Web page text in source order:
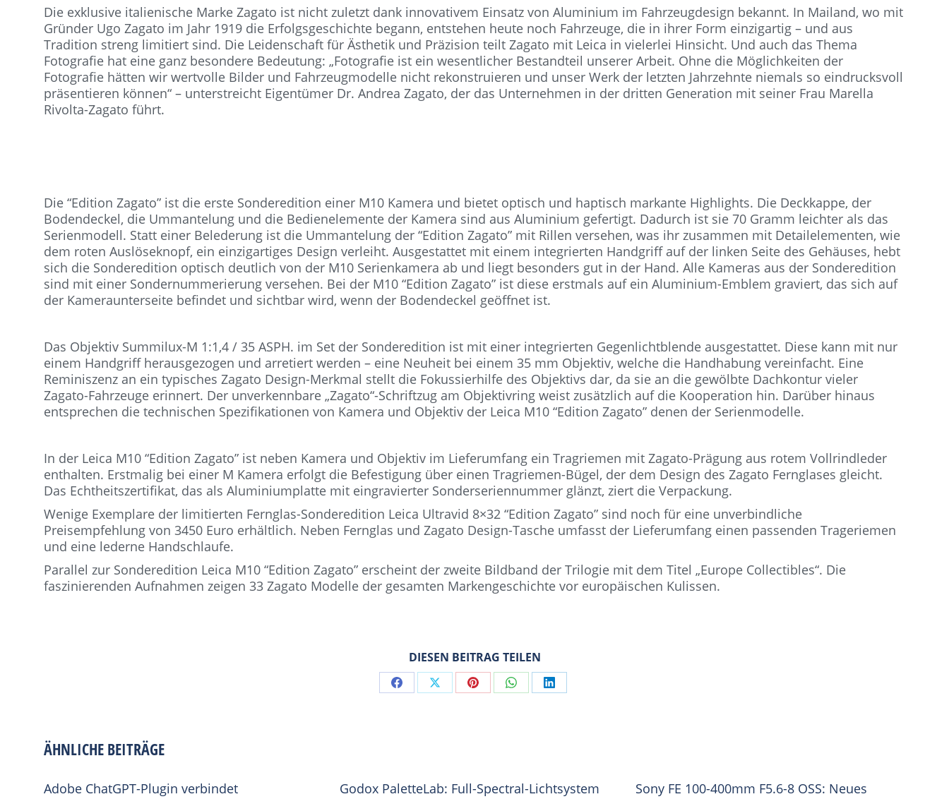
Die exklusive italienische Marke Zagato ist nicht zuletzt dank innovativem Einsatz von Aluminium im Fahrzeugdesign bekannt. In Mailand, wo mit
Gründer Ugo Zagato im Jahr 1919 die Erfolgsgeschichte begann, entstehen heute noch Fahrzeuge, die in ihrer Form einzigartig – und aus
Tradition streng limitiert sind. Die Leidenschaft für Ästhetik und Präzision teilt Zagato mit Leica in vielerlei Hinsicht. Und auch das Thema
Fotografie hat eine ganz besondere Bedeutung: „Fotografie ist ein wesentlicher Bestandteil unserer Arbeit. Ohne die Möglichkeiten der
Fotografie hätten wir wertvolle Bilder und Fahrzeugmodelle nicht rekonstruieren und unser Werk der letzten Jahrzehnte niemals so eindrucksvoll
präsentieren können“ – unterstreicht Eigentümer Dr. Andrea Zagato, der das Unternehmen in der dritten Generation mit seiner Frau Marella
Rivolta-Zagato führt.
Die “Edition Zagato” ist die erste Sonderedition einer M10 Kamera und bietet optisch und haptisch markante Highlights. Die Deckkappe, der
Bodendeckel, die Ummantelung und die Bedienelemente der Kamera sind aus Aluminium gefertigt. Dadurch ist sie 70 Gramm leichter als das
Serienmodell. Statt einer Belederung ist die Ummantelung der “Edition Zagato” mit Rillen versehen, was ihr zusammen mit Detailelementen, wie
dem roten Auslöseknopf, ein einzigartiges Design verleiht. Ausgestattet mit einem integrierten Handgriff auf der linken Seite des Gehäuses, hebt
sich die Sonderedition optisch deutlich von der M10 Serienkamera ab und liegt besonders gut in der Hand. Alle Kameras aus der Sonderedition
sind mit einer Sondernummerierung versehen. Bei der M10 “Edition Zagato” ist diese erstmals auf ein Aluminium-Emblem graviert, das sich auf
der Kameraunterseite befindet und sichtbar wird, wenn der Bodendeckel geöffnet ist.
Das Objektiv Summilux-M 1:1,4 / 35 ASPH. im Set der Sonderedition ist mit einer integrierten Gegenlichtblende ausgestattet. Diese kann mit nur
einem Handgriff herausgezogen und arretiert werden – eine Neuheit bei einem 35 mm Objektiv, welche die Handhabung vereinfacht. Eine
Reminiszenz an ein typisches Zagato Design-Merkmal stellt die Fokussierhilfe des Objektivs dar, da sie an die gewölbte Dachkontur vieler
Zagato-Fahrzeuge erinnert. Der unverkennbare „Zagato“-Schriftzug am Objektivring weist zusätzlich auf die Kooperation hin. Darüber hinaus
entsprechen die technischen Spezifikationen von Kamera und Objektiv der Leica M10 “Edition Zagato” denen der Serienmodelle.
In der Leica M10 “Edition Zagato” ist neben Kamera und Objektiv im Lieferumfang ein Tragriemen mit Zagato-Prägung aus rotem Vollrindleder
enthalten. Erstmalig bei einer M Kamera erfolgt die Befestigung über einen Tragriemen-Bügel, der dem Design des Zagato Fernglases gleicht.
Das Echtheitszertifikat, das als Aluminiumplatte mit eingravierter Sonderseriennummer glänzt, ziert die Verpackung.
Wenige Exemplare der limitierten Fernglas-Sonderedition Leica Ultravid 8×32 “Edition Zagato” sind noch für eine unverbindliche
Preisempfehlung von 3450 Euro erhältlich. Neben Fernglas und Zagato Design-Tasche umfasst der Lieferumfang einen passenden Trageriemen
und eine lederne Handschlaufe.
Parallel zur Sonderedition Leica M10 “Edition Zagato” erscheint der zweite Bildband der Trilogie mit dem Titel „Europe Collectibles“. Die
faszinierenden Aufnahmen zeigen 33 Zagato Modelle der gesamten Markengeschichte vor europäischen Kulissen.
DIESEN BEITRAG TEILEN
Share Share Share Share Share
ÄHNLICHE BEITRÄGE
Adobe ChatGPT-Plugin verbindet
Godox PaletteLab: Full-Spectral-Lichtsystem
Sony FE 100-400mm F5.6-8 OSS: Neues